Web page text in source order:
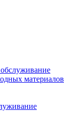
материалов